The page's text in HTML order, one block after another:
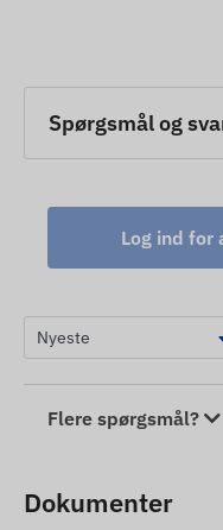
Spørgsmål og
Log ind for
Flere spørgsmål?
Dokumenter